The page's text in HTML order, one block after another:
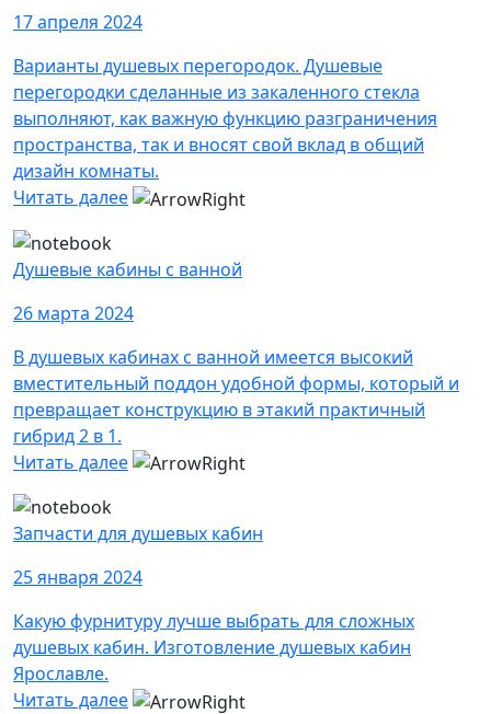
17 апреля 2024
Варианты душевых перегородок. Душевые
перегородки сделанные из закаленного стекла
выполняют, как важную функцию разграничения
пространства, так и вносят свой вклад в общий
дизайн комнаты.
Читать далее
Душевые кабины с ванной
26 марта 2024
В душевых кабинах с ванной имеется высокий
вместительный поддон удобной формы, который и
превращает конструкцию в этакий практичный
гибрид 2 в 1.
Читать далее
Запчасти для душевых кабин
25 января 2024
Какую фурнитуру лучше выбрать для сложных
душевых кабин. Изготовление душевых кабин
Ярославле.
Читать далее